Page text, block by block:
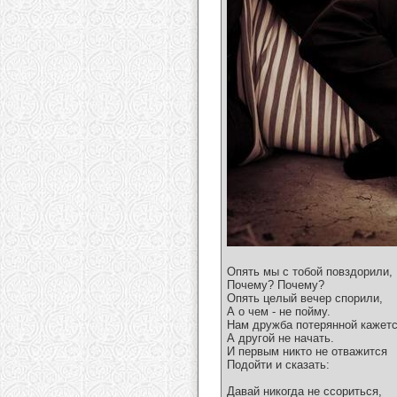
Опять мы с тобой повздорили,
Почему? Почему?
Опять целый вечер спорили,
А о чем - не пойму.
Нам дружба потерянной
А другой не начать.
И первым никто не отважится
Подойти и сказать:
Давай никогда не ссориться,